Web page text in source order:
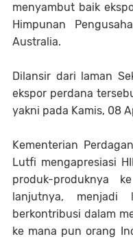
menyambut baik
Himpunan
Australia.
Dilansir dari laman
ekspor perdana
yakni pada Kamis, 08
Kementerian
Lutfi mengapresiasi
produk-produknya
lanjutnya, menjadi
berkontribusi dalam
ke mana pun orang